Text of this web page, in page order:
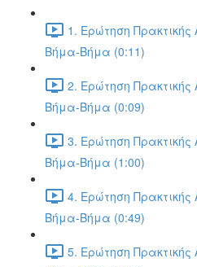
1. Ερώτηση
Βήμα-Βήμα (0:11)
2. Ερώτηση
Βήμα-Βήμα (0:09)
3. Ερώτηση
Βήμα-Βήμα (1:00)
4. Ερώτηση
Βήμα-Βήμα (0:49)
5. Ερώτηση